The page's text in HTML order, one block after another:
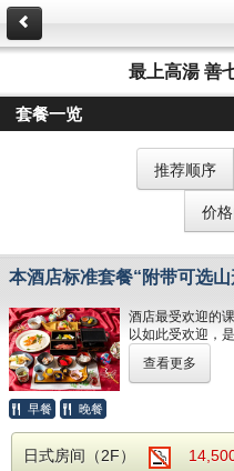
最上高湯 善
套餐一览
推荐顺序
价
本酒店标准套餐“附带可选
酒店最受欢迎的
以如此受欢迎，
物一起享受山形
*可以在餐厅享用
来的好处后，步
为露天浴池的5
查看更多
早餐 晚餐
日式房间（2F）